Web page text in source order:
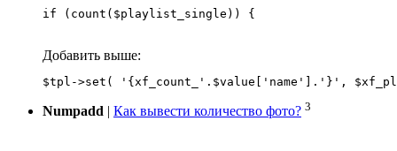
if (count($playlist_single)) {
Добавить выше:
Numpadd Как вывести количество фото? 3